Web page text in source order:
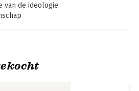
van de ideologie
Hirsi Ali